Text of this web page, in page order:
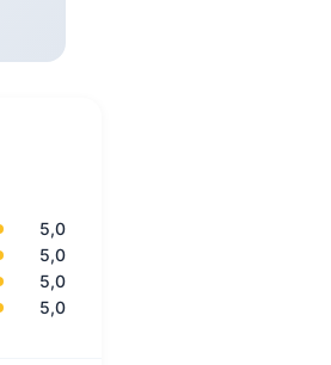
5,0
5,0
5,0
5,0